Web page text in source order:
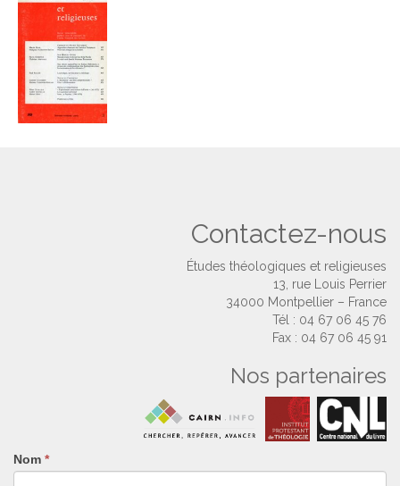
Contactez-nous
Études théologiques et religieuses
13, rue Louis Perrier
34000 Montpellier – France
Tél : 04 67 06 45 76
Fax : 04 67 06 45 91
Nos partenaires
Nom *
Si
vous